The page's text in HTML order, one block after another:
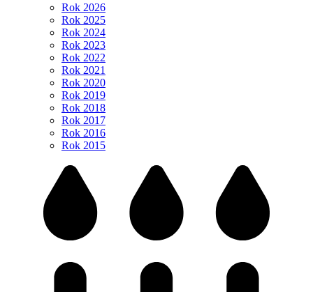
Rok 2026
Rok 2025
Rok 2024
Rok 2023
Rok 2022
Rok 2021
Rok 2020
Rok 2019
Rok 2018
Rok 2017
Rok 2016
Rok 2015